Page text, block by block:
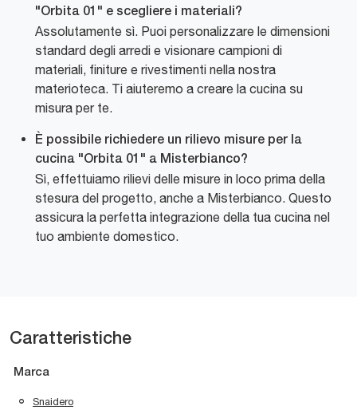
"Orbita 01" e scegliere i materiali?
Assolutamente sì. Puoi personalizzare le dimensioni
standard degli arredi e visionare campioni di
materiali, finiture e rivestimenti nella nostra
materioteca. Ti aiuteremo a creare la cucina su
misura per te.
È possibile richiedere un rilievo misure per la
cucina "Orbita 01" a Misterbianco?
Sì, effettuiamo rilievi delle misure in loco prima della
stesura del progetto, anche a Misterbianco. Questo
assicura la perfetta integrazione della tua cucina nel
tuo ambiente domestico.
Caratteristiche
Marca
Snaidero